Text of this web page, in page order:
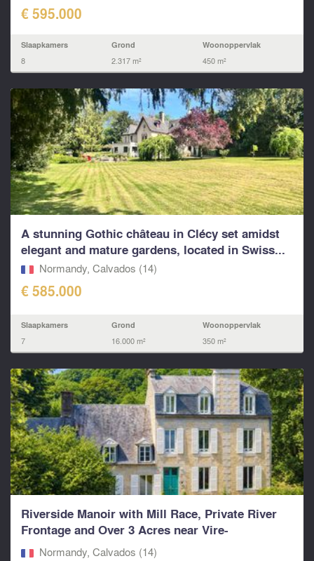
€ 595.000
Slaapkamers
8
Grond
2.317 m²
Woonoppervlak
450 m²
A stunning Gothic château in Clécy set amidst
elegant and mature gardens, located in Swiss...
Normandy, Calvados (14)
€ 585.000
Slaapkamers
7
Grond
16.000 m²
Woonoppervlak
350 m²
Riverside Manoir with Mill Race, Private River
Frontage and Over 3 Acres near Vire-
Normandie...
Normandy, Calvados (14)